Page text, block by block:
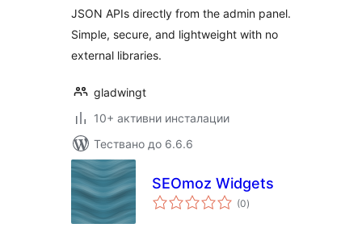
JSON APIs directly from the admin panel.
Simple, secure, and lightweight with no
external libraries.
gladwingt
10+ активни инсталации
Тествано до 6.6.6
SEOmoz Widgets
(0общо
оценки
)